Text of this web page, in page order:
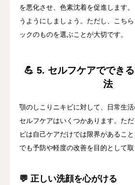
を悪化させ、色素沈着を促進します
うようにしましょう。ただし、こち
ックのものを選ぶことが大切です。
💪 5. セルフケアででき
法
顎のしこりニキビに対して、日常生
セルフケアはいくつかあります。た
ビは自己ケアだけでは限界があるこ
でも予防や軽度の改善を目的として取
💬 正しい洗顔を心がける